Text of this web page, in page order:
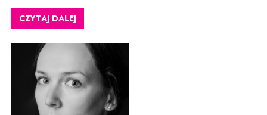
CZYTAJ DALEJ